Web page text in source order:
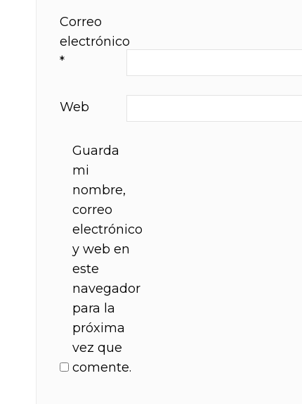
Correo
electrónico
*
Web
Guarda
mi
nombre,
correo
electrónico
y web en
este
navegador
para la
próxima
vez que
comente.